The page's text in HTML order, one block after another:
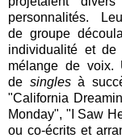
personnalités.
de groupe
individualité et de
mélange de voix.
de singlesà
"California
Monday", "I Saw
ou co-écrits et